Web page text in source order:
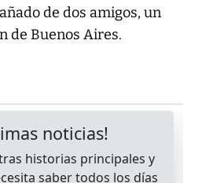
de dos amigos, un
de Buenos Aires.